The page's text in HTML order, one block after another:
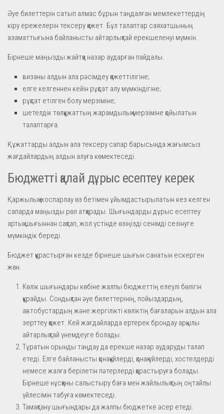
Әуе билеттерін сатып алмас бұрын таңдалған мемлекеттердің
кіру ережелерін тексеру қажет. Бұл талаптар саяхатшының
азаматтығына байланысты айтарлықтай ерекшеленуі мүмкін.
Бірнеше маңызды жайтқа назар аударған пайдалы.
визаны алдын ала рәсімдеу қажеттілігіне;
елге келгеннен кейін рұқсат алу мүмкіндігіне;
рұқсат етілген болу мерзіміне;
шетелдік төлқұжаттың жарамдылық мерзіміне қойылатын
талаптарға.
Құжаттарды алдын ала тексеру сапар барысында жағымсыз
жағдайлардың алдын алуға көмектеседі.
Бюджетті қалай дұрыс есептеу керек
Қаржылық жоспарлау өз бетімен ұйымдастырылатын кез келген
сапарда маңызды рөл атқарады. Шығындарды дұрыс есептеу
артық шығыннан сақтап, жол үстінде өзіңізді сенімді сезінуге
мүмкіндік береді.
Бюджет құрастырған кезде бірнеше шығын санатын ескерген
жөн.
Көлік шығындары көбіне жалпы бюджеттің елеулі бөлігін
құрайды. Сондықтан әуе билеттерінің, пойыздардың,
автобустардың және жергілікті көліктің бағаларын алдын ала
зерттеу қажет. Кей жағдайларда ертерек брондау арқылы
айтарлықтай үнемдеуге болады.
Тұратын орынды таңдау да ерекше назар аударуды талап
етеді. Елге байланысты қонақүйлерді, қонақ үйлерді, хостелдерді
немесе жалға берілетін пәтерлерді қарастыруға болады.
Бірнеше нұсқаны салыстыру баға мен жайлылықтың оңтайлы
үйлесімін табуға көмектеседі.
Тамақтану шығындары да жалпы бюджетке әсер етеді.